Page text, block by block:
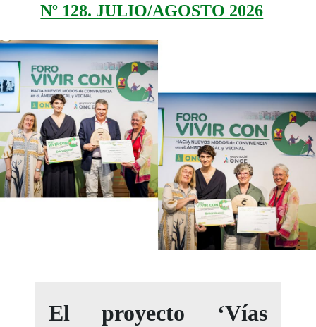
Nº 128. JULIO/AGOSTO 2026
El proyecto ‘Vías